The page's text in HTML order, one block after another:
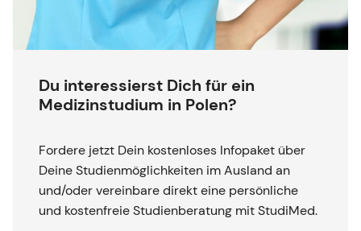
Du interessierst Dich für ein
Medizinstudium in Polen?
Fordere jetzt Dein kostenloses Infopaket über
Deine Studienmöglichkeiten im Ausland an
und/oder vereinbare direkt eine persönliche
und kostenfreie Studienberatung mit StudiMed.